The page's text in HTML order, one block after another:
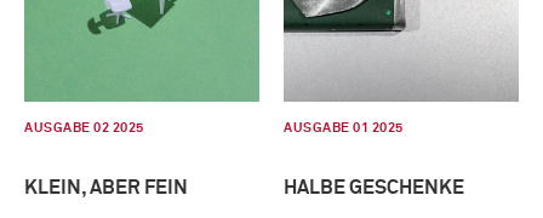
AUSGABE 02 2025
KLEIN, ABER FEIN
AUSGABE 01 2025
HALBE GESCHENKE